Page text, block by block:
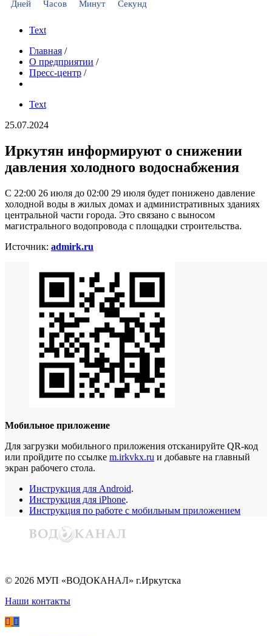
Дней Часов Минут Секунд
Text
Главная /
О предприятии /
Пресс-центр /
Text
25.07.2024
Иркутян информируют о снижении
давления холодного водоснабжения
С 22:00 26 июля до 02:00 29 июля будет понижено давление
холодной воды в жилых домах и административных зданиях
центральной части города. Это связано с выносом
магистрального водопровода с площадки строительства.
Источник: admirk.ru
Мобильное приложение
Для загрузки мобильного приложения отсканируйте QR-код
или пройдите по ссылке m.irkvkx.ru и добавьте на главный
экран рабочего стола.
Инструкция для Android.
Инструкция для iPhone.
Инструкция по работе с мобильным приложением
© 2026 МУП «ВОДОКАНАЛ» г.Иркутска
Наши контакты